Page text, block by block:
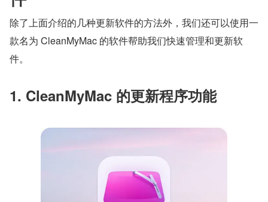
除了上面介绍的几种更新软件的方法外，我们还可以使用一
款名为 CleanMyMac 的软件帮助我们快速管理和更新软
件。
1. CleanMyMac 的更新程序功能